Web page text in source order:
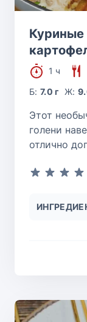
1 ч
Б:7.0 г Ж:
Этот
голени
отлично